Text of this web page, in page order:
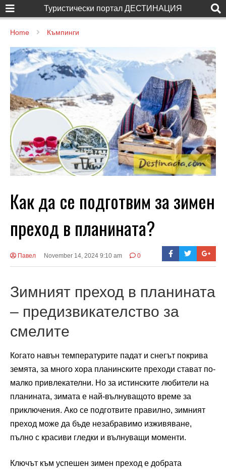
Туристически портал ДЕСТИНАЦИЯ
Home Къмпинги
Как да се подготвим за зимен
преход в планината?
Павел November 14, 2024 9:10 am 0
Зимният преход в планината
– предизвикателство за
смелите
Когато навън температурите падат и снегът покрива
земята, за много хора планинските преходи стават по-
малко привлекателни. Но за истинските любители на
планината, зимата е най-вълнуващото време за
приключения. Ако се подготвите правилно, зимният
преход може да бъде незабравимо изживяване,
пълно с красиви гледки и вълнуващи моменти.
Ключът към успешен зимен преход е добрата